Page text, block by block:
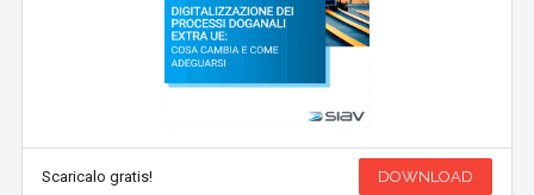
Scaricalo gratis! DOWNLOAD